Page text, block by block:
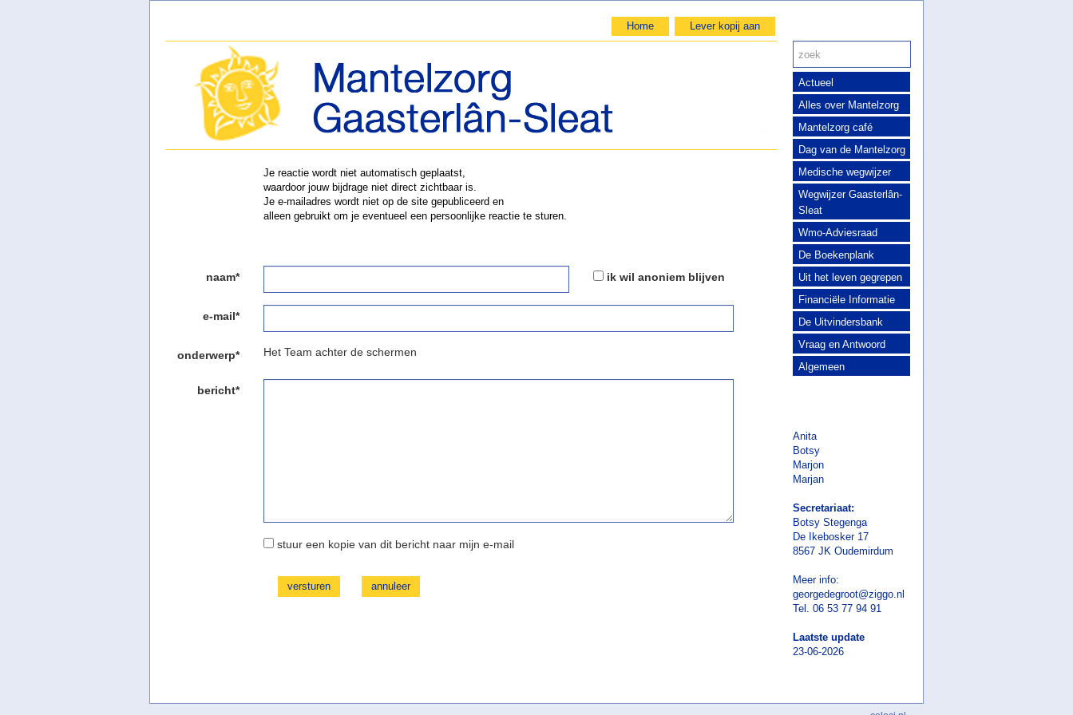
Home Lever kopij aan
Je reactie wordt niet automatisch geplaatst,
waardoor jouw bijdrage niet direct zichtbaar is.
Je e-mailadres wordt niet op de site gepubliceerd en
alleen gebruikt om je eventueel een persoonlijke reactie te sturen.
naam* ik wil anoniem blijven
e-mail*
onderwerp* Het Team achter de schermen
bericht*
stuur een kopie van dit bericht naar mijn e-mail
versturen
Actueel
Alles over Mantelzorg
Mantelzorg café
Dag van de Mantelzorg
Medische wegwijzer
Wegwijzer Gaasterlân-
Sleat
Wmo-Adviesraad
De Boekenplank
Uit het leven gegrepen
Financiële Informatie
De Uitvindersbank
Vraag en Antwoord
Algemeen
Anita
Botsy
Marjon
Marjan
Secretariaat:
Botsy Stegenga
De Ikebosker 17
8567 JK Oudemirdum
Meer info:
georgedegroot@ziggo.nl
Tel. 06 53 77 94 91
Laatste update
23-06-2026